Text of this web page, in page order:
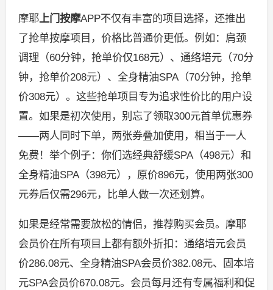
摩耶上门按摩APP不仅有丰富的项目选择，还推出
了抢单按摩项目，价格比普通价更低。例如：肩颈
调理（60分钟，抢单价仅168元）、通络培元（70分
钟，抢单价208元）、全身精油SPA（70分钟，抢单
价308元）。这些抢单项目专为追求性价比的用户设
置。如果是初次使用，别忘了领取300元首单优惠券
——两人同时下单，两张券叠加使用，相当于一人
免费！举个例子：你们选经典舒缓SPA（498元）和
全身精油SPA（398元），原价896元，使用两张300
元券后仅需296元，比单人做一次还划算。
如果是经常需要放松的情侣，推荐购买会员。摩耶
会员价在所有项目上都有额外折扣：通络培元会员
价286.08元、全身精油SPA会员价382.08元、固本培
元SPA会员价670.08元。会员每月还有专属福利和促